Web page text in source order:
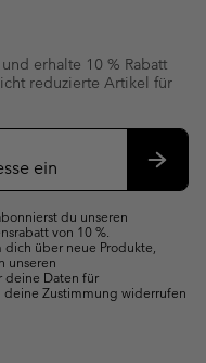
erhalte 10 % Rabatt
reduzierte Artikel für
du unseren
von 10 %.
über neue Produkte,
unseren
deine Daten für
Zustimmung widerrufen